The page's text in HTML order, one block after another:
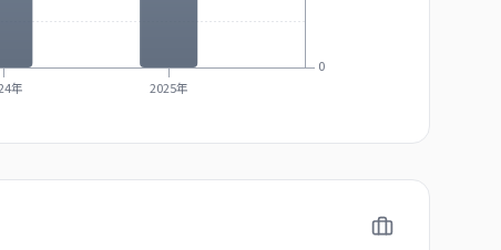
0
年 2025年